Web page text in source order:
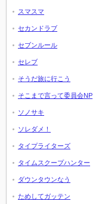
スマスマ
セカンドラブ
セブンルール
セレブ
そうだ旅に行こう
そこまで言って委員会NP
ソノサキ
ソレダメ！
タイプライターズ
タイムスクープハンター
ダウンタウンなう
ためしてガッテン